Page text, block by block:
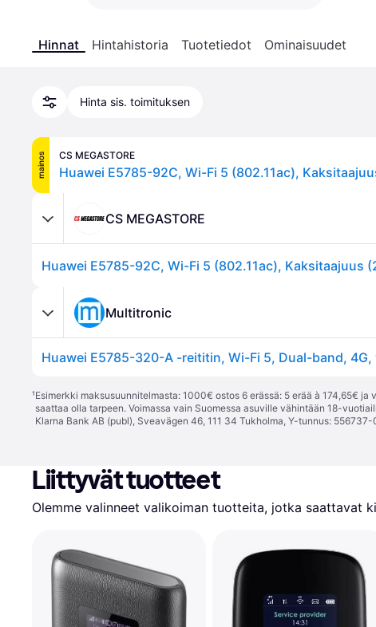
Hinnat Hintahistoria Tuotetiedot Ominaisuudet
Hinta sis. toimituksen
mainos CS MEGASTORE
CS MEGASTORE
Multitronic
Huawei E5785-320-A -reititin, Wi-Fi 5, Dual-band, 4G,
¹Esimerkki maksusuunnitelmasta: 1000€ ostos 6 erässä: 5 erää à 174,65€
saattaa olla tarpeen. Voimassa vain Suomessa asuville vähintään 18-
Klarna Bank AB (publ), Sveavägen 46, 111 34 Tukholma, Y-tunnus:
Liittyvät tuotteet
Olemme valinneet valikoiman tuotteita, jotka saattavat